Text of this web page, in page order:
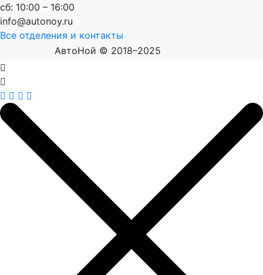
сб: 10:00 – 16:00
info@autonoy.ru
Все отделения и контакты
АвтоНой © 2018–2025